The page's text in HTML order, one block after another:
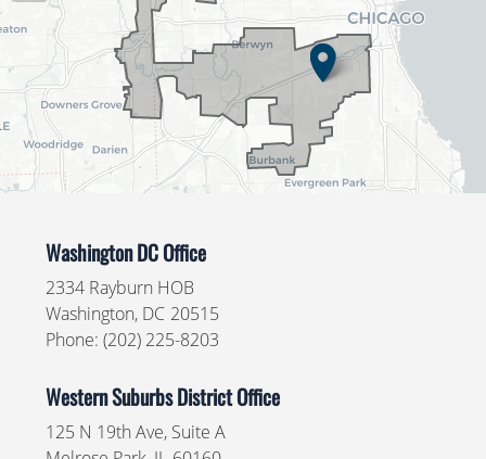
Washington DC Office
2334 Rayburn HOB
Washington, DC20515
Phone: (202) 225-8203
Western Suburbs District Office
125 N 19th Ave, Suite A